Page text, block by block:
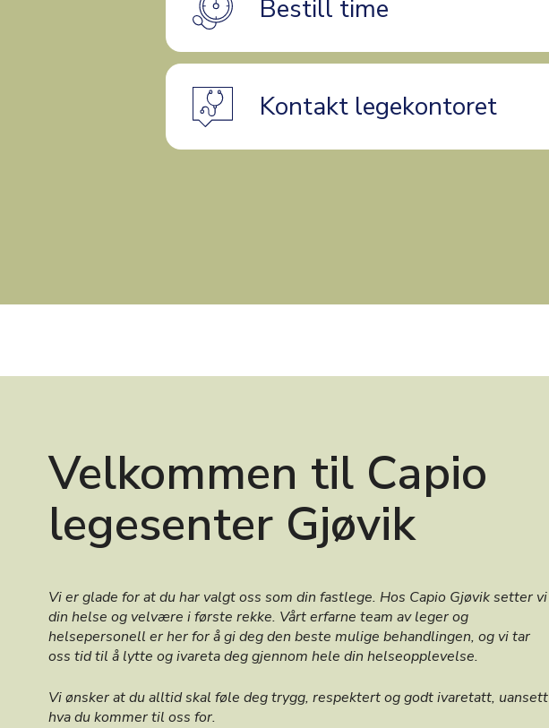
Bestill time
Kontakt legekontoret
Velkommen til Capio
legesenter Gjøvik
Vi er glade for at du har valgt oss som din fastlege. Hos Capio Gjøvik setter vi
din helse og velvære i første rekke. Vårt erfarne team av leger og
helsepersonell er her for å gi deg den beste mulige behandlingen, og vi tar
oss tid til å lytte og ivareta deg gjennom hele din helseopplevelse.
Vi ønsker at du alltid skal føle deg trygg, respektert og godt ivaretatt, uansett
hva du kommer til oss for.